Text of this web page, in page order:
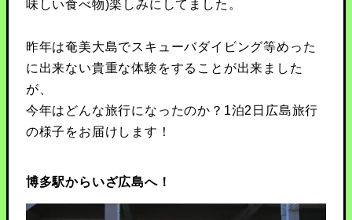
味しい食べ物)楽しみにしてました。
昨年は奄美大島でスキューバダイビング等めった
に出来ない貴重な体験をすることが出来ました
が、
今年はどんな旅行になったのか？1泊2日広島旅行
の様子をお届けします！
博多駅からいざ広島へ！